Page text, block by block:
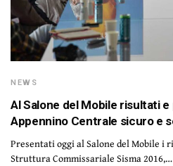
NEWS
Al Salone del Mobile risultati
Appennino Centrale sicuro e
Presentati oggi al Salone del Mobile i
Struttura Commissariale Sisma 2016,…